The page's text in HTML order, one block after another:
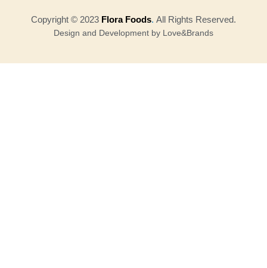
Copyright © 2023 Flora Foods. All Rights Reserved.
Design and Development by Love&Brands